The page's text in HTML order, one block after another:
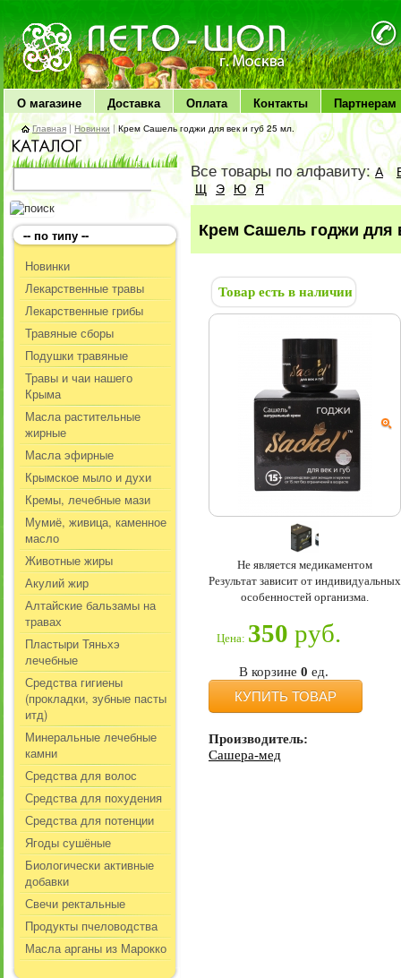
ЛЕТО чудо здоровья
О магазине Доставка Оплата Контакты Партнерам
Главная | Новинки | Крем Сашель годжи для век и губ 25 мл.
-- по типу --
Новинки
Лекарственные травы
Лекарственные грибы
Травяные сборы
Подушки травяные
Травы и чаи нашего
Крыма
Масла растительные
жирные
Масла эфирные
Крымское мыло и духи
Кремы, лечебные мази
Мумиё, живица, каменное
масло
Животные жиры
Акулий жир
Алтайские бальзамы на
травах
Пластыри Тяньхэ
лечебные
Средства гигиены
(прокладки, зубные пасты
итд)
Минеральные лечебные
камни
Средства для волос
Средства для похудения
Средства для потенции
Ягоды сушёные
Биологически активные
добавки
Свечи ректальные
Продукты пчеловодства
Масла арганы из Марокко
Все товары по алфавиту:А
Щ Э Ю Я
Крем Сашель годжи для
Товар есть в наличии
Не является медикаментом
Результат зависит от индивидуальных
особенностей организма.
Цена: 350 руб.
В корзине 0 ед.
КУПИТЬ ТОВАР
Производитель:
Сашера-мед